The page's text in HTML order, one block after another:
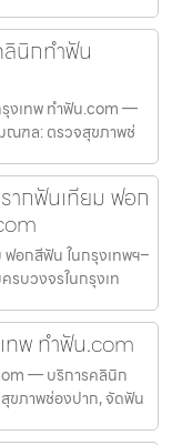
ลินิกทำฟัน
งเทพ ทำฟัน.com —
ณฑล: ตรวจสุขภาพช่
ากฟันเทียม ฟอก
อกสีฟัน ในกรุงเทพฯ–
บวงจรในกรุงเท
พ ทำฟัน.com
— บริการคลินิก
ขภาพช่องปาก, จัดฟัน